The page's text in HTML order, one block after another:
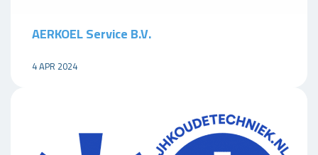
AERKOEL Service B.V.
4 APR 2024